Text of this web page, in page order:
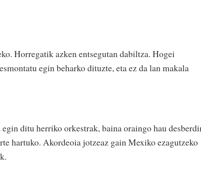
Horregatik azken entsegutan dabiltza. Hogei
egin beharko dituzte, eta ez da lan makala
ditu herriko orkestrak, baina oraingo hau
hartuko. Akordeoia jotzeaz gain Mexiko ezagutzeko